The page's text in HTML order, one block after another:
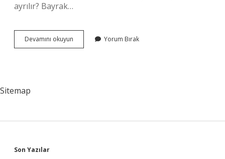
ayrılır? Bayrak…
Devamını okuyun
Koşusu
Yorum Bırak
Sitemap
Son Yazılar